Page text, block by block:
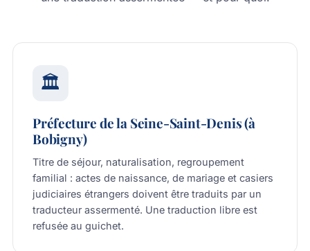
🏛️
Préfecture de la Seine-Saint-Denis (à
Bobigny)
Titre de séjour, naturalisation, regroupement
familial : actes de naissance, de mariage et casiers
judiciaires étrangers doivent être traduits par un
traducteur assermenté. Une traduction libre est
refusée au guichet.